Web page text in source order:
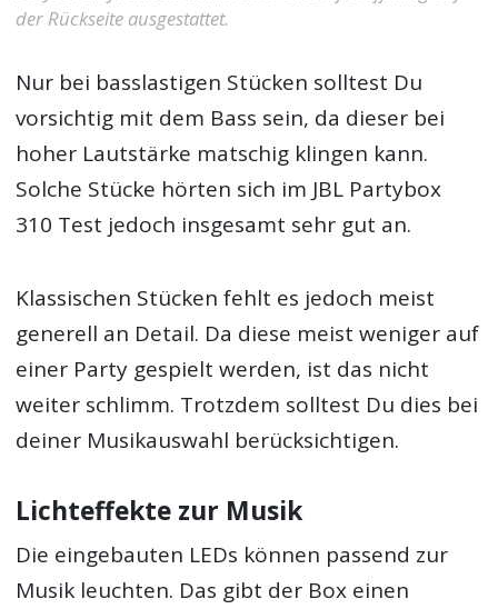
der Rückseite ausgestattet.
Nur bei basslastigen Stücken solltest Du
vorsichtig mit dem Bass sein, da dieser bei
hoher Lautstärke matschig klingen kann.
Solche Stücke hörten sich im JBL Partybox
310 Test jedoch insgesamt sehr gut an.
Klassischen Stücken fehlt es jedoch meist
generell an Detail. Da diese meist weniger auf
einer Party gespielt werden, ist das nicht
weiter schlimm. Trotzdem solltest Du dies bei
deiner Musikauswahl berücksichtigen.
Lichteffekte zur Musik
Die eingebauten LEDs können passend zur
Musik leuchten. Das gibt der Box einen